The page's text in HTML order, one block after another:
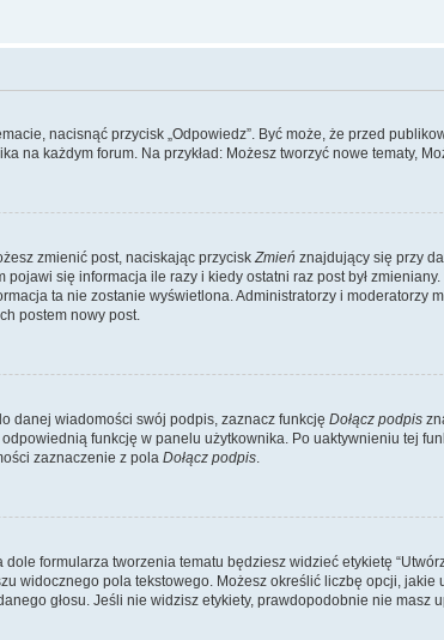
nacisnąć przycisk „Odpowiedz”. Być może, że przed
każdym forum. Na przykład: Możesz tworzyć nowe tematy,
zmienić post, naciskając przycisk Zmień znajdujący się przy
się informacja ile razy i kiedy ostatni raz post był
ta nie zostanie wyświetlona. Administratorzy i moderatorzy
postem nowy post.
danej wiadomości swój podpis, zaznacz funkcję Dołącz podpis
funkcję w panelu użytkownika. Po uaktywnieniu tej
zaznaczenie z pola Dołącz podpis
formularza tworzenia tematu będziesz widzieć etykietę
widocznego pola tekstowego. Możesz określić liczbę opcji, jakie
głosu. Jeśli nie widzisz etykiety, prawdopodobnie nie masz